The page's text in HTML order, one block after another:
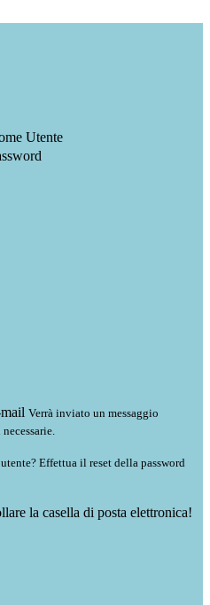
Utente
Verrà inviato un messaggio
Effettua il reset della password
la casella di posta elettronica!